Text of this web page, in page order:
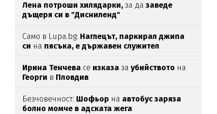
Лена потроши хилядарки,за да заведе
дъщеря си в "Дисниленд"
Само в Lupa.bg: Наглецът, паркирал джипа
си на пясъка, е държавен служител
Ирина Тенчева се изказазаубийството на
Георги в Пловдив
Безчовечност: Шофьор на автобус заряза
болно момче в адската жега